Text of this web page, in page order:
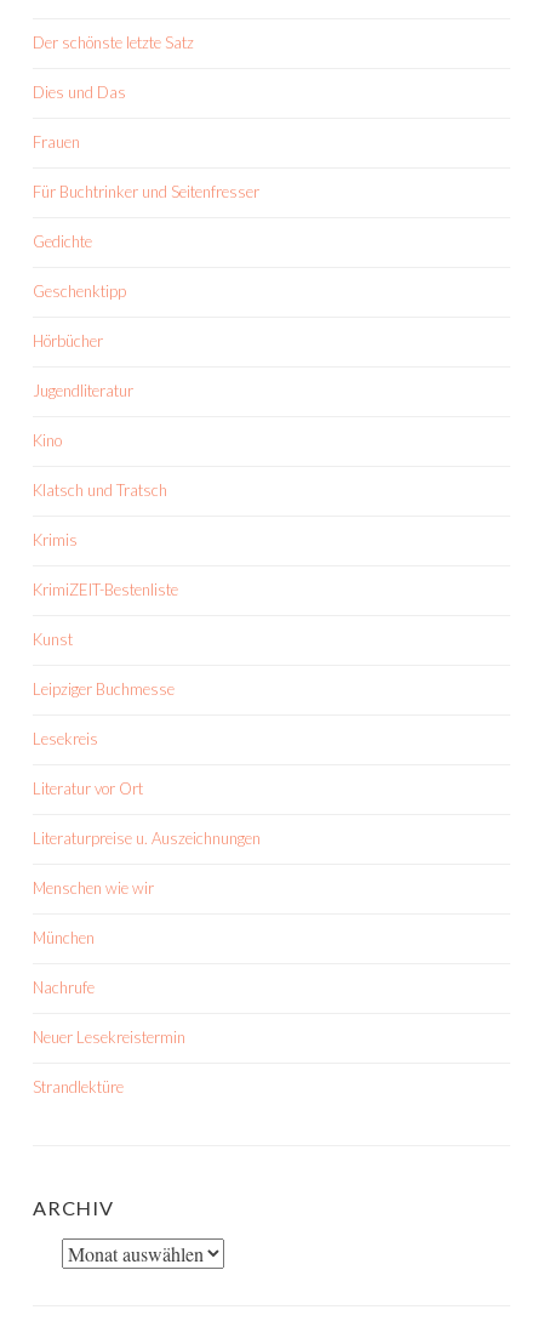
Der schönste letzte Satz
Dies und Das
Frauen
Für Buchtrinker und Seitenfresser
Gedichte
Geschenktipp
Hörbücher
Jugendliteratur
Kino
Klatsch und Tratsch
Krimis
KrimiZEIT-Bestenliste
Kunst
Leipziger Buchmesse
Lesekreis
Literatur vor Ort
Literaturpreise u. Auszeichnungen
Menschen wie wir
München
Nachrufe
Neuer Lesekreistermin
Strandlektüre
ARCHIV
Archiv